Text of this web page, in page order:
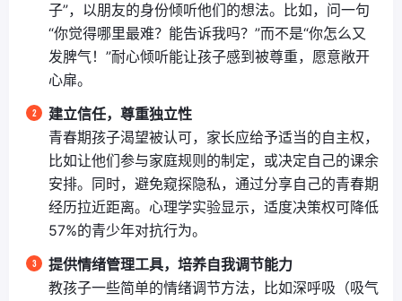
子”，以朋友的身份倾听他们的想法。比如，问一句
“你觉得哪里最难？能告诉我吗？”而不是“你怎么又
发脾气！”耐心倾听能让孩子感到被尊重，愿意敞开
心扉。
建立信任，尊重独立性
青春期孩子渴望被认可，家长应给予适当的自主权，
比如让他们参与家庭规则的制定，或决定自己的课余
安排。同时，避免窥探隐私，通过分享自己的青春期
经历拉近距离。心理学实验显示，适度决策权可降低
57%的青少年对抗行为。
提供情绪管理工具，培养自我调节能力
教孩子一些简单的情绪调节方法，比如深呼吸（吸气